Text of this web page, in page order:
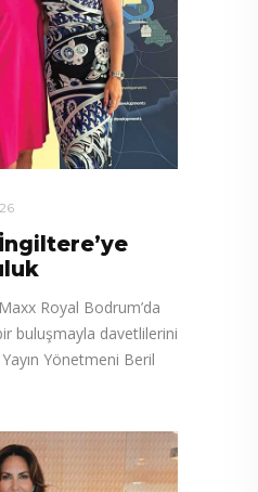
Royal Bodrum’da
buluşmayla davetlilerini
Yönetmeni Beril